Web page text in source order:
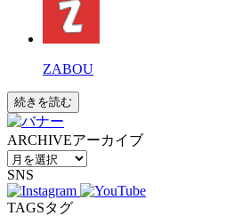
ZABOU
続きを読む
ARCHIVEアーカイブ
SNS
TAGSタグ